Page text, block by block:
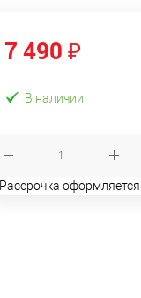
7 490 ₽
В наличии
Рассрочка